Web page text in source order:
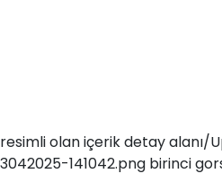
resimli olan içerik detay
3042025-141042.png birinci